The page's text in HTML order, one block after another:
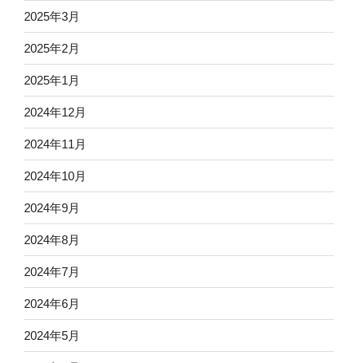
2025年3月
2025年2月
2025年1月
2024年12月
2024年11月
2024年10月
2024年9月
2024年8月
2024年7月
2024年6月
2024年5月